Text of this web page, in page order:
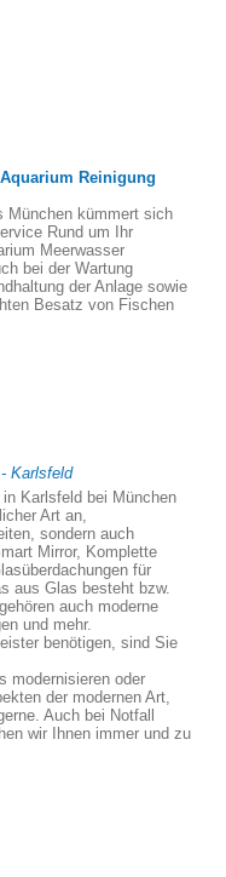
Reinigung
München kümmert sich
Rund um Ihr
Meerwasser
bei der Wartung
der Anlage sowie
Besatz von Fischen
Karlsfeld
Karlsfeld bei München
Art an,
sondern auch
Mirror, Komplette
für
aus Glas besteht bzw.
auch moderne
und mehr.
benötigen, sind Sie
modernisieren oder
der modernen Art,
Auch bei Notfall
wir Ihnen immer und zu